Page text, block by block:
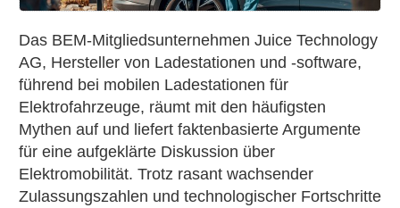
gedacht
Das BEM-Mitgliedsunternehmen Juice Technology
AG, Hersteller von Ladestationen und -software,
führend bei mobilen Ladestationen für
Elektrofahrzeuge, räumt mit den häufigsten
Mythen auf und liefert faktenbasierte Argumente
für eine aufgeklärte Diskussion über
Elektromobilität. Trotz rasant wachsender
Zulassungszahlen und technologischer Fortschritte